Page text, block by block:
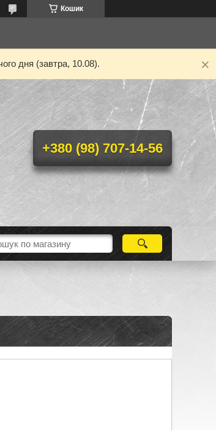
Кошик
дня (завтра, 10.08).
+380 (98) 707-14-56